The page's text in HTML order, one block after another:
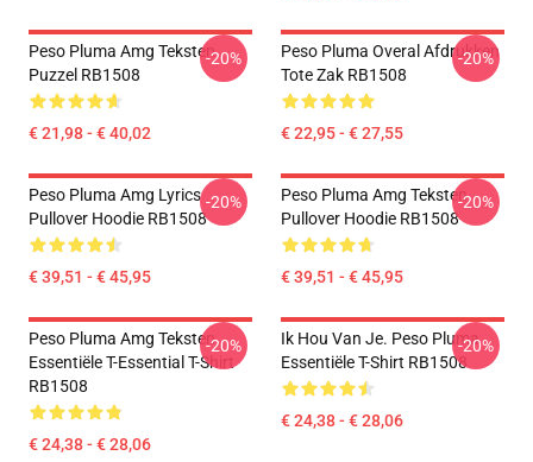
Peso Pluma Amg Teksten
Puzzel RB1508
€ 21,98 - € 40,02
-20%
Peso Pluma Overal Afdrukken
Tote Zak RB1508
€ 22,95 - € 27,55
-20%
Peso Pluma Amg Lyrics
Pullover Hoodie RB1508
€ 39,51 - € 45,95
-20%
Peso Pluma Amg Teksten
Pullover Hoodie RB1508
€ 39,51 - € 45,95
-20%
Peso Pluma Amg Teksten
Essentiële T-Essential T-Shirt
RB1508
€ 24,38 - € 28,06
-20%
Ik Hou Van Je. Peso Pluma
Essentiële T-Shirt RB1508
€ 24,38 - € 28,06
-20%